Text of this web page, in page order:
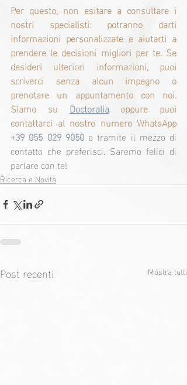
Per questo, non esitare a consultare i
nostri specialisti: potranno darti
informazioni personalizzate e aiutarti a
prendere le decisioni migliori per te. Se
desideri ulteriori informazioni, puoi
scriverci senza alcun impegno o
prenotare un appuntamento con noi.
Siamo su Doctoralia oppure puoi
+39 055 029 9050 o tramite il mezzo di
contatto che preferisci. Saremo felici di
parlare con te!
Ricerca e Novità
Post recenti Mostra tutti